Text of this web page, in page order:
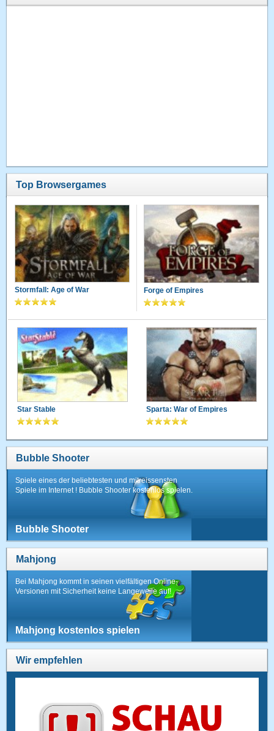
Top Browsergames
Stormfall: Age of War Forge of Empires
Star Stable Sparta: War of Empires
Bubble Shooter
Spiele eines der beliebtesten und mitreissensten
Spiele im Internet ! Bubble Shooter kostenlos spielen.
Bubble Shooter
Mahjong
Bei Mahjong kommt in seinen vielfältigen Online-
Versionen mit Sicherheit keine Langeweile auf!
Mahjong kostenlos spielen
Wir empfehlen